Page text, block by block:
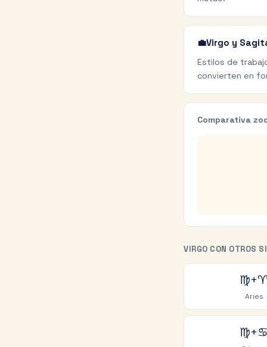
💼Virgo y
Estilos de
convierten en
Comparativa
VIRGO CON OTROS
♍+♈
Aries
♍+♋